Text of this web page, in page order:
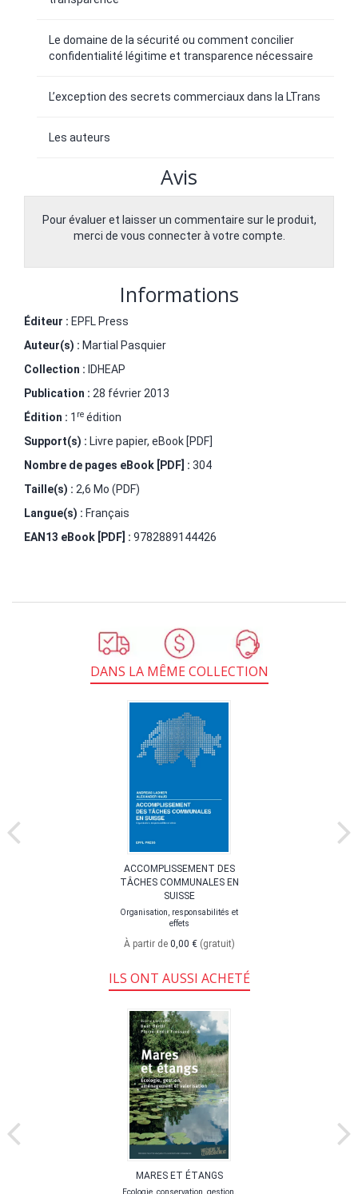
Le domaine de la sécurité ou comment concilier
confidentialité légitime et transparence nécessaire
L’exception des secrets commerciaux dans la LTrans
Les auteurs
Avis
Pour évaluer et laisser un commentaire sur le produit,
merci de vous connecter à votre compte.
Informations
Éditeur : EPFL Press
Auteur(s) : Martial Pasquier
Collection : IDHEAP
Publication : 28 février 2013
Édition : 1 re édition
Support(s) : Livre papier, eBook [PDF]
Nombre de pages eBook [PDF] : 304
Taille(s) : 2,6 Mo (PDF)
Langue(s) : Français
EAN13 eBook [PDF] : 9782889144426
DANS LA MÊME COLLECTION
ACCOMPLISSEMENT DES
TÂCHES COMMUNALES EN
SUISSE
Organisation, responsabilités et
effets
À partir de 0,00 € (gratuit)
ILS ONT AUSSI ACHETÉ
MARES ET ÉTANGS
Ecologie, conservation, gestion,